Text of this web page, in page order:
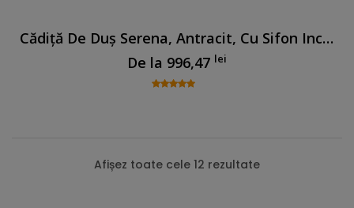
Cădiță De Duș Serena, Antracit, Cu Sifon Inclus
De la 996,47 lei
Afișez toate cele 12 rezultate